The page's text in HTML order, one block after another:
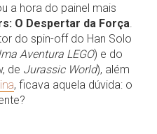
a hora do painel mais
O Despertar da Força.
do spin-off do Han Solo
Aventura LEGO) e do
de Jurassic World), além
, ficava aquela dúvida: o